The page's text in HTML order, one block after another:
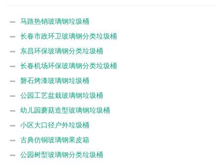
马路热销玻璃钢垃圾桶
长春市政环卫玻璃钢分类垃圾桶
东昌环保玻璃钢分类垃圾桶
长春机场环保玻璃钢分类垃圾桶
磐石烤漆玻璃钢垃圾桶
公园工艺盆栽玻璃钢垃圾桶
幼儿园蘑菇造型玻璃钢垃圾桶
小区大口径户外垃圾桶
古典仿铜玻璃钢果皮箱
公园树型玻璃钢分类垃圾桶